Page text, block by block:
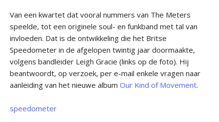
Van een kwartet dat vooral nummers van The Meters
speelde, tot een originele soul- en funkband met tal van
invloeden. Dat is de ontwikkeling die het Britse
Speedometer in de afgelopen twintig jaar doormaakte,
volgens bandleider Leigh Gracie (links op de foto). Hij
beantwoordt, op verzoek, per e-mail enkele vragen naar
aanleiding van het nieuwe album Our Kind of Movement.
speedometer